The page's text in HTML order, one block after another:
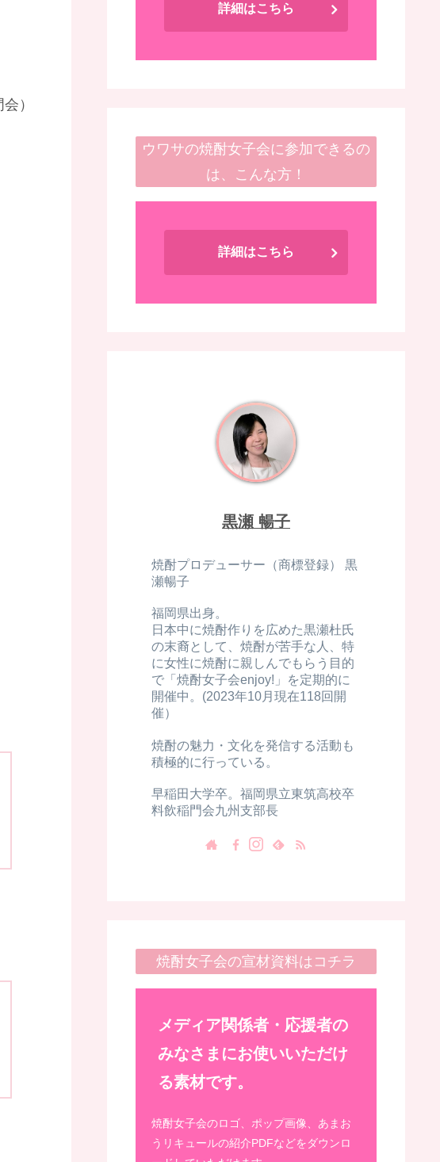
）
詳細はこちら
ウワサの焼酎女子会に参加できるの
は、こんな方！
詳細はこちら
黒瀬 暢子
焼酎プロデューサー（商標登録） 黒
瀬暢子
福岡県出身。
日本中に焼酎作りを広めた黒瀬杜氏
の末裔として、焼酎が苦手な人、特
に女性に焼酎に親しんでもらう目的
で「焼酎女子会enjoy!」を定期的に
開催中。(2023年10月現在118回開
催）
焼酎の魅力・文化を発信する活動も
積極的に行っている。
早稲田大学卒。福岡県立東筑高校卒
料飲稲門会九州支部長
焼酎女子会の宣材資料はコチラ
メディア関係者・応援者の
みなさまにお使いいただけ
る素材です。
焼酎女子会のロゴ、ポップ画像、あまお
うリキュールの紹介PDFなどをダウンロ